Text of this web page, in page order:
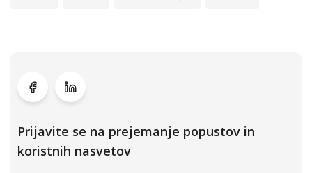
Prijavite se na prejemanje popustov in
koristnih nasvetov